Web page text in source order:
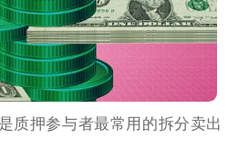
质押参与者最常用的拆分卖出